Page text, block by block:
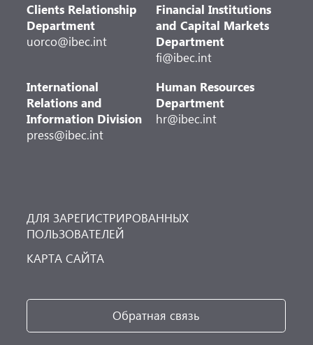
Clients Relationship
Department
uorco@ibec.int
Financial Institutions
and Capital Markets
Department
fi@ibec.int
International
Relations and
Information Division
press@ibec.int
Human Resources
Department
hr@ibec.int
ДЛЯ ЗАРЕГИСТРИРОВАННЫХ
ПОЛЬЗОВАТЕЛЕЙ
КАРТА САЙТА
Обратная связь